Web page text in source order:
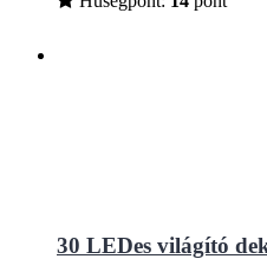
30 LEDes világító